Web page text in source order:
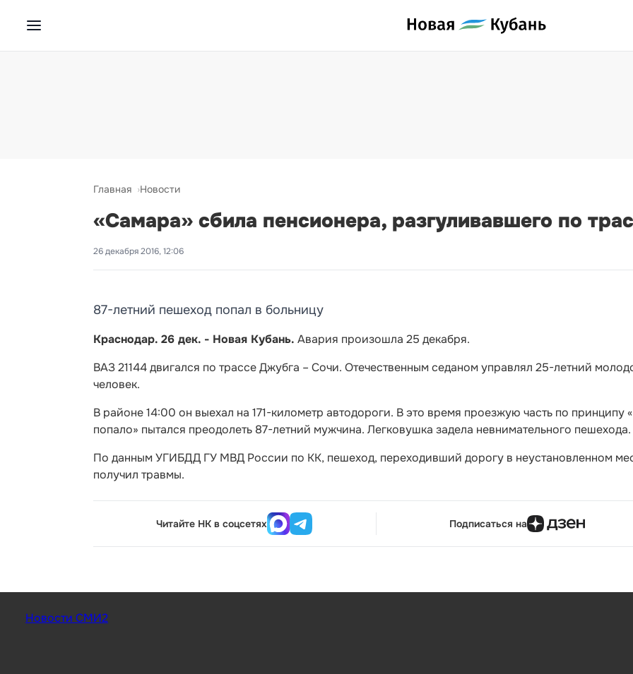
Главная Новости
«Самара» сбила пенсионера, разгуливавшего по
26 декабря 2016, 12:06
87-летний пешеход попал в больницу
Краснодар. 26 дек. - Новая Кубань. Авария произошла 25 декабря.
ВАЗ 21144 двигался по трассе Джубга – Сочи. Отечественным седаном управлял 25-летний
человек.
В районе 14:00 он выехал на 171-километр автодороги. В это время проезжую часть по принципу
попало» пытался преодолеть 87-летний мужчина. Легковушка задела невнимательного пешехода.
По данным УГИБДД ГУ МВД России по КК, пешеход, переходивший дорогу в неустановленном
получил травмы.
Читайте НК в соцсетях Подписаться на
Новости СМИ2